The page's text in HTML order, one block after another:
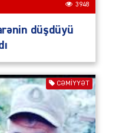
3948
düşdüyü
CƏMIYYƏT